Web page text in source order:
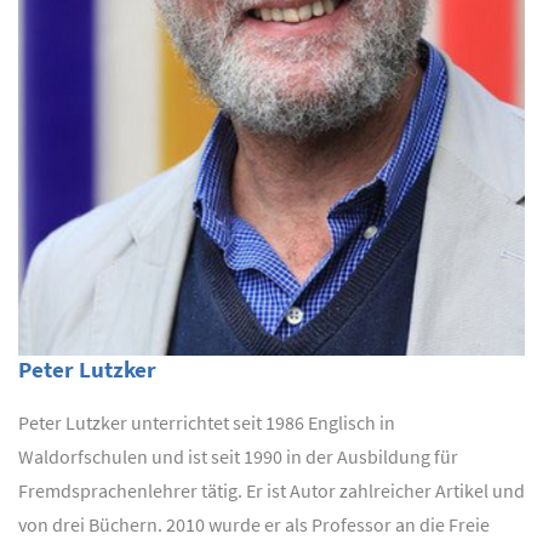
Peter Lutzker
Peter Lutzker unterrichtet seit 1986 Englisch in
Waldorfschulen und ist seit 1990 in der Ausbildung für
Fremdsprachenlehrer tätig. Er ist Autor zahlreicher Artikel und
von drei Büchern. 2010 wurde er als Professor an die Freie